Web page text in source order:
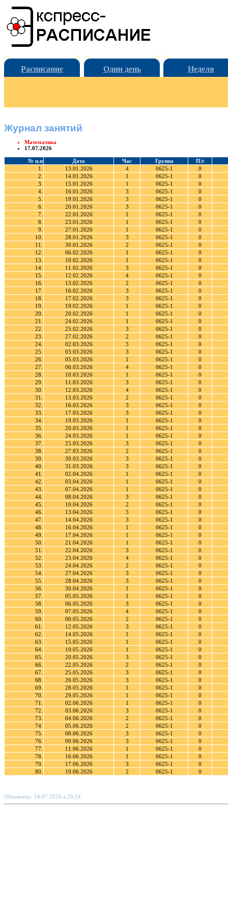
Расписание Один день Неделя
Журнал занятий
Математика
17.07.2026
№ п.п Дата Час Группа
П/г
1.
13.01.2026 4 0625-1
0
2.
14.01.2026 1 0625-1
0
3.
15.01.2026 1 0625-1
0
4.
16.01.2026 3 0625-1
0
5.
19.01.2026 3 0625-1
0
6.
20.01.2026 3 0625-1
0
7.
22.01.2026 1 0625-1
0
8.
23.01.2026 1 0625-1
0
9.
27.01.2026 1 0625-1
0
10.
28.01.2026 3 0625-1
0
11.
30.01.2026 2 0625-1
0
12.
06.02.2026 1 0625-1
0
13.
10.02.2026 1 0625-1
0
14.
11.02.2026 3 0625-1
0
15.
12.02.2026 4 0625-1
0
16.
13.02.2026 2 0625-1
0
17.
16.02.2026 3 0625-1
0
18.
17.02.2026 3 0625-1
0
19.
19.02.2026 1 0625-1
0
20.
20.02.2026 1 0625-1
0
21.
24.02.2026 1 0625-1
0
22.
25.02.2026 3 0625-1
0
23.
27.02.2026 2 0625-1
0
24.
02.03.2026 3 0625-1
0
25.
03.03.2026 3 0625-1
0
26.
05.03.2026 1 0625-1
0
27.
06.03.2026 4 0625-1
0
28.
10.03.2026 1 0625-1
0
29.
11.03.2026 3 0625-1
0
30.
12.03.2026 4 0625-1
0
31.
13.03.2026 2 0625-1
0
32.
16.03.2026 3 0625-1
0
33.
17.03.2026 3 0625-1
0
34.
19.03.2026 1 0625-1
0
35.
20.03.2026 1 0625-1
0
36.
24.03.2026 1 0625-1
0
37.
25.03.2026 3 0625-1
0
38.
27.03.2026 2 0625-1
0
39.
30.03.2026 3 0625-1
0
40.
31.03.2026 3 0625-1
0
41.
02.04.2026 1 0625-1
0
42.
03.04.2026 1 0625-1
0
43.
07.04.2026 1 0625-1
0
44.
08.04.2026 3 0625-1
0
45.
10.04.2026 2 0625-1
0
46.
13.04.2026 3 0625-1
0
47.
14.04.2026 3 0625-1
0
48.
16.04.2026 1 0625-1
0
49.
17.04.2026 1 0625-1
0
50.
21.04.2026 1 0625-1
0
51.
22.04.2026 3 0625-1
0
52.
23.04.2026 4 0625-1
0
53.
24.04.2026 2 0625-1
0
54.
27.04.2026 3 0625-1
0
55.
28.04.2026 3 0625-1
0
56.
30.04.2026 1 0625-1
0
57.
05.05.2026 1 0625-1
0
58.
06.05.2026 3 0625-1
0
59.
07.05.2026 4 0625-1
0
60.
08.05.2026 2 0625-1
0
61.
12.05.2026 3 0625-1
0
62.
14.05.2026 1 0625-1
0
63.
15.05.2026 1 0625-1
0
64.
19.05.2026 1 0625-1
0
65.
20.05.2026 3 0625-1
0
66.
22.05.2026 2 0625-1
0
67.
25.05.2026 3 0625-1
0
68.
26.05.2026 3 0625-1
0
69.
28.05.2026 1 0625-1
0
70.
29.05.2026 1 0625-1
0
71.
02.06.2026 1 0625-1
0
72.
03.06.2026 3 0625-1
0
73.
04.06.2026 2 0625-1
0
74.
05.06.2026 2 0625-1
0
75.
08.06.2026 3 0625-1
0
76.
09.06.2026 3 0625-1
0
77.
11.06.2026 1 0625-1
0
78.
16.06.2026 1 0625-1
0
79.
17.06.2026 3 0625-1
0
80.
19.06.2026 2 0625-1 0
Обновлено: 16.07.2026 в 20:24.